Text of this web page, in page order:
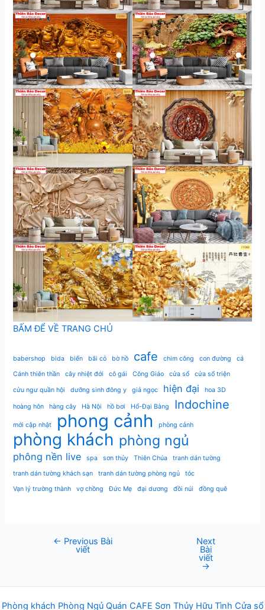
BẤM ĐỂ VỀ TRANG CHỦ
babershop bida biển bãi cỏ bờ hồ cafe chim công con đường
cá
Cánh thiên thần
cây nhiệt đới cô gái Công Giáo cửa sổ cửa sổ triện
cửu ngư quần hội dưỡng sinh đông y giả ngọc hiện đại hoa 3D
hoàng hôn hàng cây Hà Nội hồ bơi Hổ-Đại Bàng Indochine
mới cập nhật phong cảnh phòng cảnh
phòng khách phòng ngủ
phông nền live spa sơn thủy Thiên Chúa
tranh dán tường
tranh dán tường khách sạn
tranh dán tường phòng ngủ
tóc
Vạn lý trường thành
vợ chồng Đức Mẹ đại dương đồi núi đồng quê
← Previous Bài
viết
Next
Bài
viết
→
Phòng khách Phòng Ngủ Quán CAFE Sơn Thủy Hữu Tình Cửa sổ